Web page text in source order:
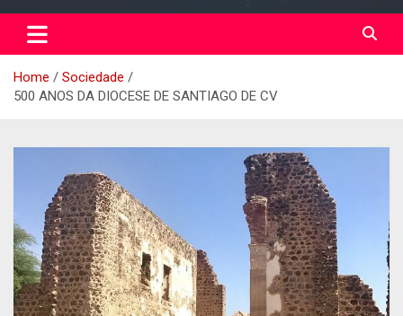
Home
Sociedade
500 ANOS DA DIOCESE DE SANTIAGO DE CV